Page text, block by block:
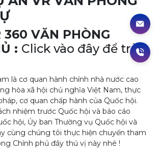
360 VĂN PHÒNG
: Click vào đây để trải
là cơ quan hành chính nhà nước cao
hòa xã hội chủ nghĩa Việt Nam, thực
cơ quan chấp hành của Quốc hội.
nhiệm trước Quốc hội và báo cáo
hội, Ủy ban Thường vụ Quốc hội và
cùng chúng tôi thực hiện chuyến tham
Chính phủ đầy thú vị này nhé !